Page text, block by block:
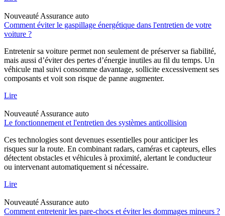
Nouveauté Assurance auto
Comment éviter le gaspillage énergétique dans l'entretien de votre
voiture ?
Entretenir sa voiture permet non seulement de préserver sa fiabilité,
mais aussi d’éviter des pertes d’énergie inutiles au fil du temps. Un
véhicule mal suivi consomme davantage, sollicite excessivement ses
composants et voit son risque de panne augmenter.
Lire
Nouveauté Assurance auto
Le fonctionnement et l'entretien des systèmes anticollision
Ces technologies sont devenues essentielles pour anticiper les
risques sur la route. En combinant radars, caméras et capteurs, elles
détectent obstacles et véhicules à proximité, alertant le conducteur
ou intervenant automatiquement si nécessaire.
Lire
Nouveauté Assurance auto
Comment entretenir les pare-chocs et éviter les dommages mineurs ?